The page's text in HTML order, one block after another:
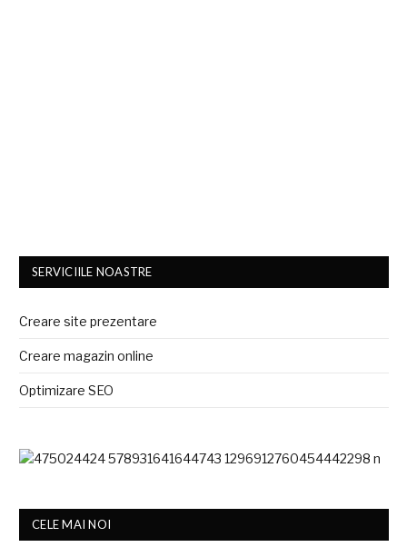
SERVICIILE NOASTRE
Creare site prezentare
Creare magazin online
Optimizare SEO
CELE MAI NOI